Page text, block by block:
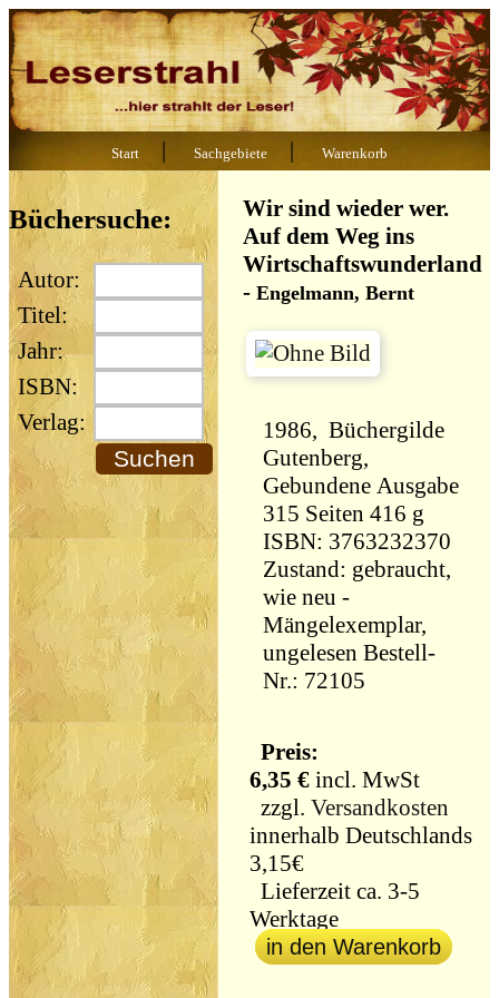
Start | Sachgebiete | Warenkorb
Büchersuche:
Autor:
Titel:
Jahr:
ISBN:
Verlag:
Wir sind wieder wer.
Auf dem Weg ins
Wirtschaftswunderland
- Engelmann, Bernt
1986, Büchergilde
Gutenberg,
Gebundene Ausgabe
315 Seiten 416 g
ISBN: 3763232370
Zustand: gebraucht,
wie neu -
Mängelexemplar,
ungelesen Bestell-
Nr.: 72105
Preis:
6,35 €incl. MwSt
zzgl. Versandkosten
innerhalb Deutschlands
3,15€
Lieferzeit ca. 3-5
Werktage
in den Warenkorb